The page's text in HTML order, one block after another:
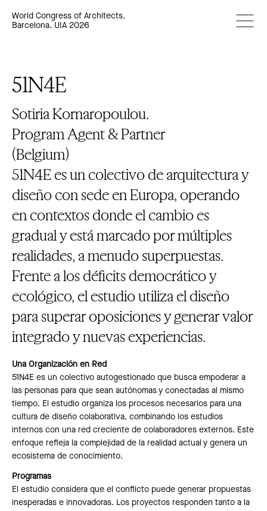
World Congress of Architects.
Barcelona. UIA 2026
51N4E
Sotiria Kornaropoulou.
Program Agent & Partner
(Belgium)
51N4E es un colectivo de arquitectura y
diseño con sede en Europa, operando
en contextos donde el cambio es
gradual y está marcado por múltiples
realidades, a menudo superpuestas.
Frente a los déficits democrático y
ecológico, el estudio utiliza el diseño
para superar oposiciones y generar valor
integrado y nuevas experiencias.
Una Organización en Red
51N4E es un colectivo autogestionado que busca empoderar a
las personas para que sean autónomas y conectadas al mismo
tiempo. El estudio organiza los procesos necesarios para una
cultura de diseño colaborativa, combinando los estudios
internos con una red creciente de colaboradores externos. Este
enfoque refleja la complejidad de la realidad actual y genera un
ecosistema de conocimiento.
Programas
El estudio considera que el conflicto puede generar propuestas
inesperadas e innovadoras. Los proyectos responden tanto a la